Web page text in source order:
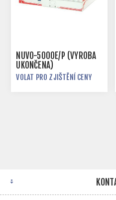
NUVO-5000E/P (VÝROBA
UKONČENA)
VOLAT PRO ZJIŠTĚNÍ CENY